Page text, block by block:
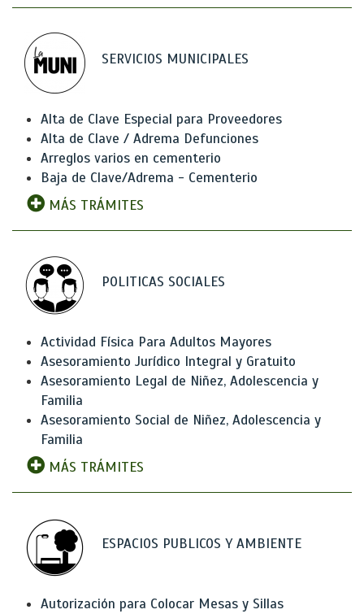
SERVICIOS MUNICIPALES
Alta de Clave Especial para Proveedores
Alta de Clave / Adrema Defunciones
Arreglos varios en cementerio
Baja de Clave/Adrema - Cementerio
MÁS TRÁMITES
POLITICAS SOCIALES
Actividad Física Para Adultos Mayores
Asesoramiento Jurídico Integral y Gratuito
Asesoramiento Legal de Niñez, Adolescencia y
Familia
Asesoramiento Social de Niñez, Adolescencia y
Familia
MÁS TRÁMITES
ESPACIOS PUBLICOS Y AMBIENTE
Autorización para Colocar Mesas y Sillas